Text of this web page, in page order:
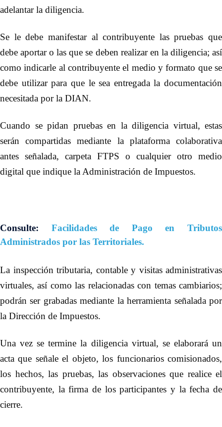
adelantar la diligencia.
Se le debe manifestar al contribuyente las pruebas que
debe aportar o las que se deben realizar en la diligencia; así
como indicarle al contribuyente el medio y formato que se
debe utilizar para que le sea entregada la documentación
necesitada por la DIAN.
Cuando se pidan pruebas en la diligencia virtual, estas
serán compartidas mediante la plataforma colaborativa
antes señalada, carpeta FTPS o cualquier otro medio
digital que indique la Administración de Impuestos.
Consulte: Facilidades de Pago en Tributos
Administrados por las Territoriales.
La inspección tributaria, contable y visitas administrativas
virtuales, así como las relacionadas con temas cambiarios;
podrán ser grabadas mediante la herramienta señalada por
la Dirección de Impuestos.
Una vez se termine la diligencia virtual, se elaborará un
acta que señale el objeto, los funcionarios comisionados,
los hechos, las pruebas, las observaciones que realice el
contribuyente, la firma de los participantes y la fecha de
cierre.